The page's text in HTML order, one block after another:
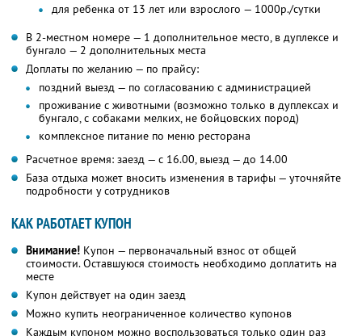
для ребенка от 13 лет или взрослого — 1000р./сутки
В 2-местном номере — 1 дополнительное место, в дуплексе и
бунгало — 2 дополнительных места
Доплаты по желанию — по прайсу:
поздний выезд — по согласованию с администрацией
проживание с животными (возможно только в дуплексах и
бунгало, с собаками мелких, не бойцовских пород)
комплексное питание по меню ресторана
Расчетное время: заезд — с 16.00, выезд — до 14.00
База отдыха может вносить изменения в тарифы — уточняйте
подробности у сотрудников
КАК РАБОТАЕТ КУПОН
Внимание! Купон — первоначальный взнос от общей
стоимости. Оставшуюся стоимость необходимо доплатить на
месте
Купон действует на один заезд
Можно купить неограниченное количество купонов
Каждым купоном можно воспользоваться только один раз